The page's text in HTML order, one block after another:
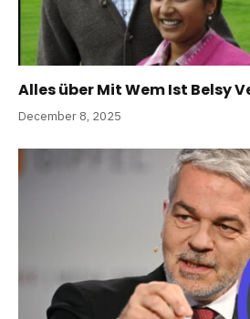
Alles über Mit Wem Ist Belsy
December 8, 2025